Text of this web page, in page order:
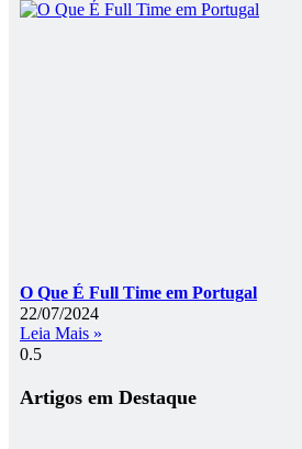
O Que É Full Time em Portugal
22/07/2024
Leia Mais »
Artigos em Destaque